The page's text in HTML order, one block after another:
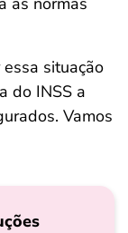
situação
do INSS a
Vamos